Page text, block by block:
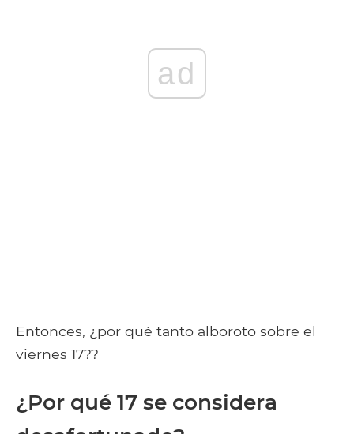
ad
Entonces, ¿por qué tanto alboroto sobre el
viernes 17??
¿Por qué 17 se considera